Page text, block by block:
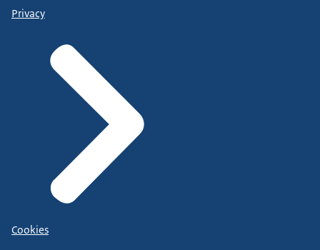
Privacy
Cookies